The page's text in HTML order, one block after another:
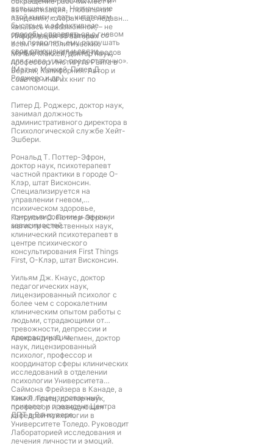
вспышек гнева. Назначение
этой книги – дать читателям
быстрые и эффективные
способы справляться с гневом
и не позволять ему разрушать
свои отношения и связи.
автоматизация, глобальная
пандемия, которая еще недавно
казалась невозможной, – не
говоря уже о связанных со
всем этим политических
конфликтах, – словом, поводов
для гнева у нас предостаточно».
(Мэтью Маккей, Питер Д.
Роджерс и др.)
Информация об авторах
Мэтью Маккей, доктор наук,
профессор Института Райта в
Беркли, Калифорния. Автор и
соавтор многих книг по
самопомощи.
Питер Д. Роджерс, доктор наук,
занимал должность
административного директора в
Психологической службе Хейт-
Эшбери.
Рональд Т. Поттер-Эфрон,
доктор наук, психотерапевт
частной практики в городе О-
Клэр, штат Висконсин.
Специализируется на
управлении гневом,
психическом здоровье,
консультировании и лечении
зависимостей.
Патрисия С. Поттер-Эфрон,
магистр естественных наук,
клинический психотерапевт в
центре психического
консультирования First Things
First, О-Клэр, штат Висконсин.
Уильям Дж. Кнаус, доктор
педагогических наук,
лицензированный психолог с
более чем с сорокалетним
клиническим опытом работы с
людьми, страдающими от
тревожности, депрессии и
прокрастинации.
Александ-р Л. Чепмен, доктор
наук, лицензированный
психолог, профессор и
координатор сферы клинических
исследований в отделении
психологии Университета
Саймона Фрейзера в Канаде, а
также лицензированный
психолог и президент Центра
ДПТ в Ванкувере.
Ким Л. Гратц, доктор наук,
профессор и заведующая
кафедрой психологии в
Университете Толедо. Руководит
Лабораторией исследования и
лечения личности и эмоций.